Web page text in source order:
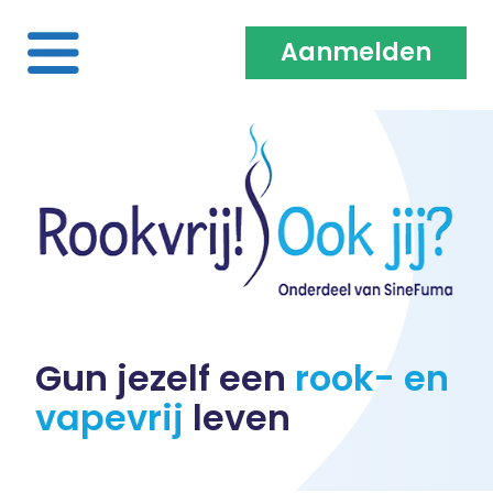
Home
Over ons
Medewerkers & Coaches
Heb je een klacht?
Aanmelden
Gun jezelf een rook- en
vapevrij leven